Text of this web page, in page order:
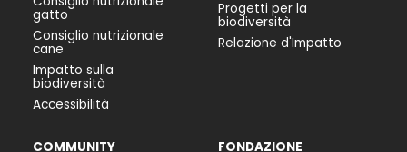
gatto
Consiglio nutrizionale
cane
Impatto sulla
biodiversità
Accessibilità
Progetti per la
biodiversità
Relazione d'Impatto
COMMUNITY
FONDAZIONE